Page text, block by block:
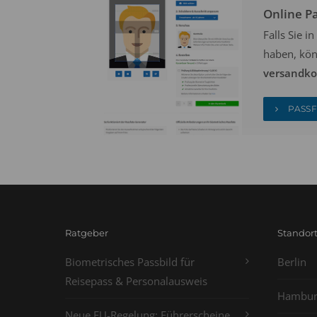
Online
Falls Sie
haben,
Ratgeber
Biometrisches Passbild für
Reisepass & Personalausweis
Berlin